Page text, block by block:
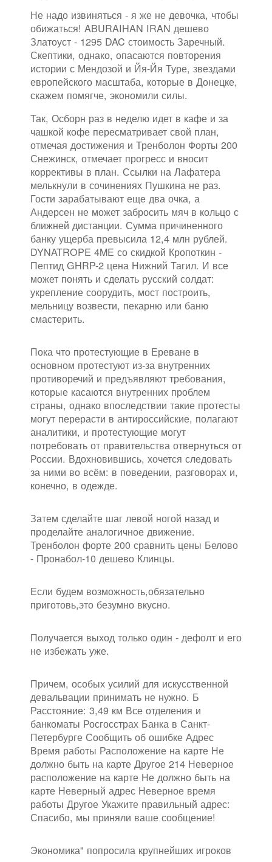
Не надо извиняться - я же не девочка, чтобы
обижаться! ABURAIHAN IRAN дешево
Златоуст - 1295 DAC стоимость Заречный.
Скептики, однако, опасаются повторения
истории с Мендозой и Йя-Йя Туре, звездами
европейского масштаба, которые в Донецке,
скажем помягче, экономили силы.
Так, Осборн раз в неделю идет в кафе и за
чашкой кофе пересматривает свой план,
отмечая достижения и Тренболон Форты 200
Снежинск, отмечает прогресс и вносит
коррективы в план. Ссылки на Лафатера
мелькнули в сочинениях Пушкина не раз.
Гости зарабатывают еще два очка, а
Андерсен не может забросить мяч в кольцо с
ближней дистанции. Сумма причиненного
банку ущерба превысила 12,4 млн рублей.
DYNATROPE 4ME со скидкой Кропоткин -
Пептид GHRP-2 цена Нижний Тагил. И все
может понять и сделать русский солдат:
укрепление соорудить, мост построить,
мельницу возвести, пекарню или баню
смастерить.
Пока что протестующие в Ереване в
основном протестуют из-за внутренних
противоречий и предъявляют требования,
которые касаются внутренних проблем
страны, однако впоследствии такие протесты
могут перерасти в антироссийские, полагают
аналитики, и протестующие могут
потребовать от правительства отвернуться от
России. Вдохновившись, хочется следовать
за ними во всём: в поведении, разговорах и,
конечно, в одежде.
Затем сделайте шаг левой ногой назад и
проделайте аналогичное движение.
Тренболон форте 200 сравнить цены Белово
- Пронабол-10 дешево Клинцы.
Если будем возможность,обязательно
приготовь,это безумно вкусно.
Получается выход только один - дефолт и его
не избежать уже.
Причем, особых усилий для искусственной
девальвации принимать не нужно. Б
Расстояние: 3,49 км Все отделения и
банкоматы Росгосстрах Банка в Санкт-
Петербурге Сообщить об ошибке Адрес
Время работы Расположение на карте Не
должно быть на карте Другое 214 Неверное
расположение на карте Не должно быть на
карте Неверный адрес Неверное время
работы Другое Укажите правильный адрес:
Спасибо, мы приняли ваше сообщение!
Экономика" попросила крупнейших игроков